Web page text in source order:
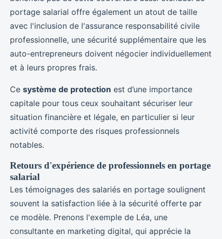
portage salarial offre également un atout de taille
avec l'inclusion de l'assurance responsabilité civile
professionnelle, une sécurité supplémentaire que les
auto-entrepreneurs doivent négocier individuellement
et à leurs propres frais.
Ce système de protection est d’une importance
capitale pour tous ceux souhaitant sécuriser leur
situation financière et légale, en particulier si leur
activité comporte des risques professionnels
notables.
Retours d'expérience de professionnels en portage
salarial
Les témoignages des salariés en portage soulignent
souvent la satisfaction liée à la sécurité offerte par
ce modèle. Prenons l'exemple de Léa, une
consultante en marketing digital, qui apprécie la